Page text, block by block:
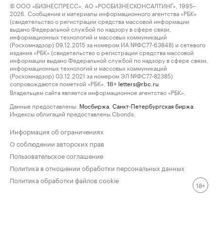
© ООО «БИЗНЕСПРЕСС», АО «РОСБИЗНЕСКОНСАЛТИНГ», 1995–
2026. Сообщения и материалы информационного агентства «РБК»
(свидетельство о регистрации средства массовой информации
выдано Федеральной службой по надзору в сфере связи,
информационных технологий и массовых коммуникаций
(Роскомнадзор) 09.12.2015 за номером ИА №ФС77-63848) и сетевого
издания «РБК» (свидетельство о регистрации средства массовой
информации выдано Федеральной службой по надзору в сфере связи,
информационных технологий и массовых коммуникаций
(Роскомнадзор) 03.12.2021 за номером ЭЛ №ФС77-82385)
сопровождаются пометкой «РБК».
18+ letters@rbc.ru
Владельцем сайта является информационное агентство «РБК».
Данные предоставлены: Мосбиржа Санкт-Петербургская биржа
Индексы облигаций предоставлены Cbonds.
Информация об ограничениях
О соблюдении авторских прав
Пользовательское соглашение
Политика в отношении обработки персональных данных
Политика обработки файлов cookie
18+